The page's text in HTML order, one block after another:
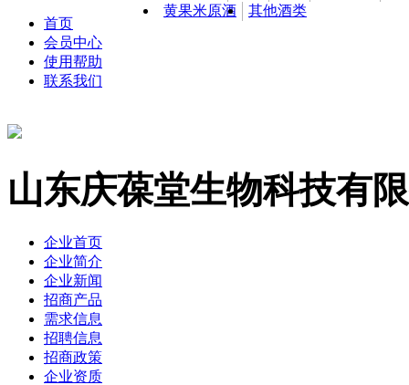
首页
会员中心
使用帮助
联系我们
山东庆葆堂生物科技有
企业首页
企业简介
企业新闻
招商产品
需求信息
招聘信息
招商政策
企业资质
黄果米原酒 其他酒类